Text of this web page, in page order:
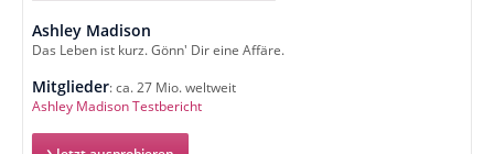
Ashley Madison
Das Leben ist kurz. Gönn' Dir eine Affäre.
Mitglieder: ca. 27 Mio. weltweit
Ashley Madison Testbericht